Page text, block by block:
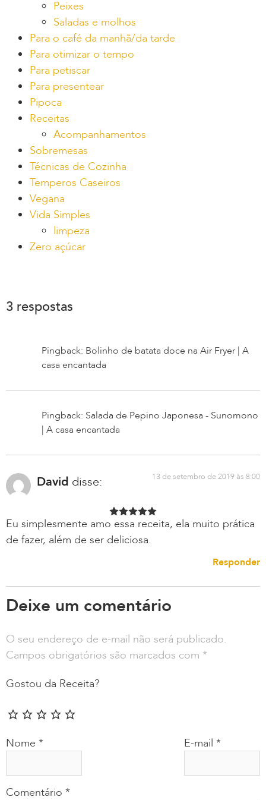
Peixes
Saladas e molhos
Para o café da manhã/da tarde
Para otimizar o tempo
Para petiscar
Para presentear
Pipoca
Receitas
Acompanhamentos
Sobremesas
Técnicas de Cozinha
Temperos Caseiros
Vegana
Vida Simples
limpeza
Zero açúcar
3 respostas
Pingback: Bolinho de batata doce na Air Fryer | A
casa encantada
Pingback: Salada de Pepino Japonesa - Sunomono
| A casa encantada
David disse: 13 de setembro de 2019 às 8:00
Eu simplesmente amo essa receita, ela muito prática
de fazer, além de ser deliciosa.
Responder
Deixe um comentário
O seu endereço de e-mail não será publicado.
Campos obrigatórios são marcados com *
Gostou da Receita?
Comentário *
Nome * E-mail *